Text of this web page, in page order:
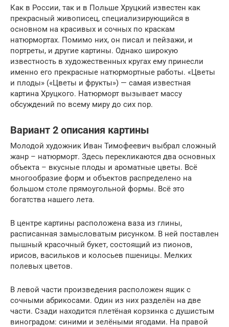
Как в России, так и в Польше Хруцкий известен как
прекрасный живописец, специализирующийся в
основном на красивых и сочных по краскам
натюрмортах. Помимо них, он писал и пейзажи, и
портреты, и другие картины. Однако широкую
известность в художественных кругах ему принесли
именно его прекрасные натюрмортные работы. «Цветы
и плоды» («Цветы и фрукты») — самая известная
картина Хруцкого. Натюрморт вызывает массу
обсуждений по всему миру до сих пор.
Вариант 2 описания картины
Молодой художник Иван Тимофеевич выбрал сложный
жанр – натюрморт. Здесь перекликаются два основных
объекта – вкусные плоды и ароматные цветы. Всё
многообразие форм и объектов распределено на
большом столе прямоугольной формы. Всё это
богатства нашего лета.
В центре картины расположена ваза из глины,
расписанная замысловатым рисунком. В ней поставлен
пышный красочный букет, состоящий из пионов,
ирисов, васильков и колосьев пшеницы. Мелких
полевых цветов.
В левой части произведения расположен ящик с
сочными абрикосами. Один из них разделён на две
части. Сзади находится плетёная корзинка с душистым
виноградом: синими и зелёными ягодами. На правой